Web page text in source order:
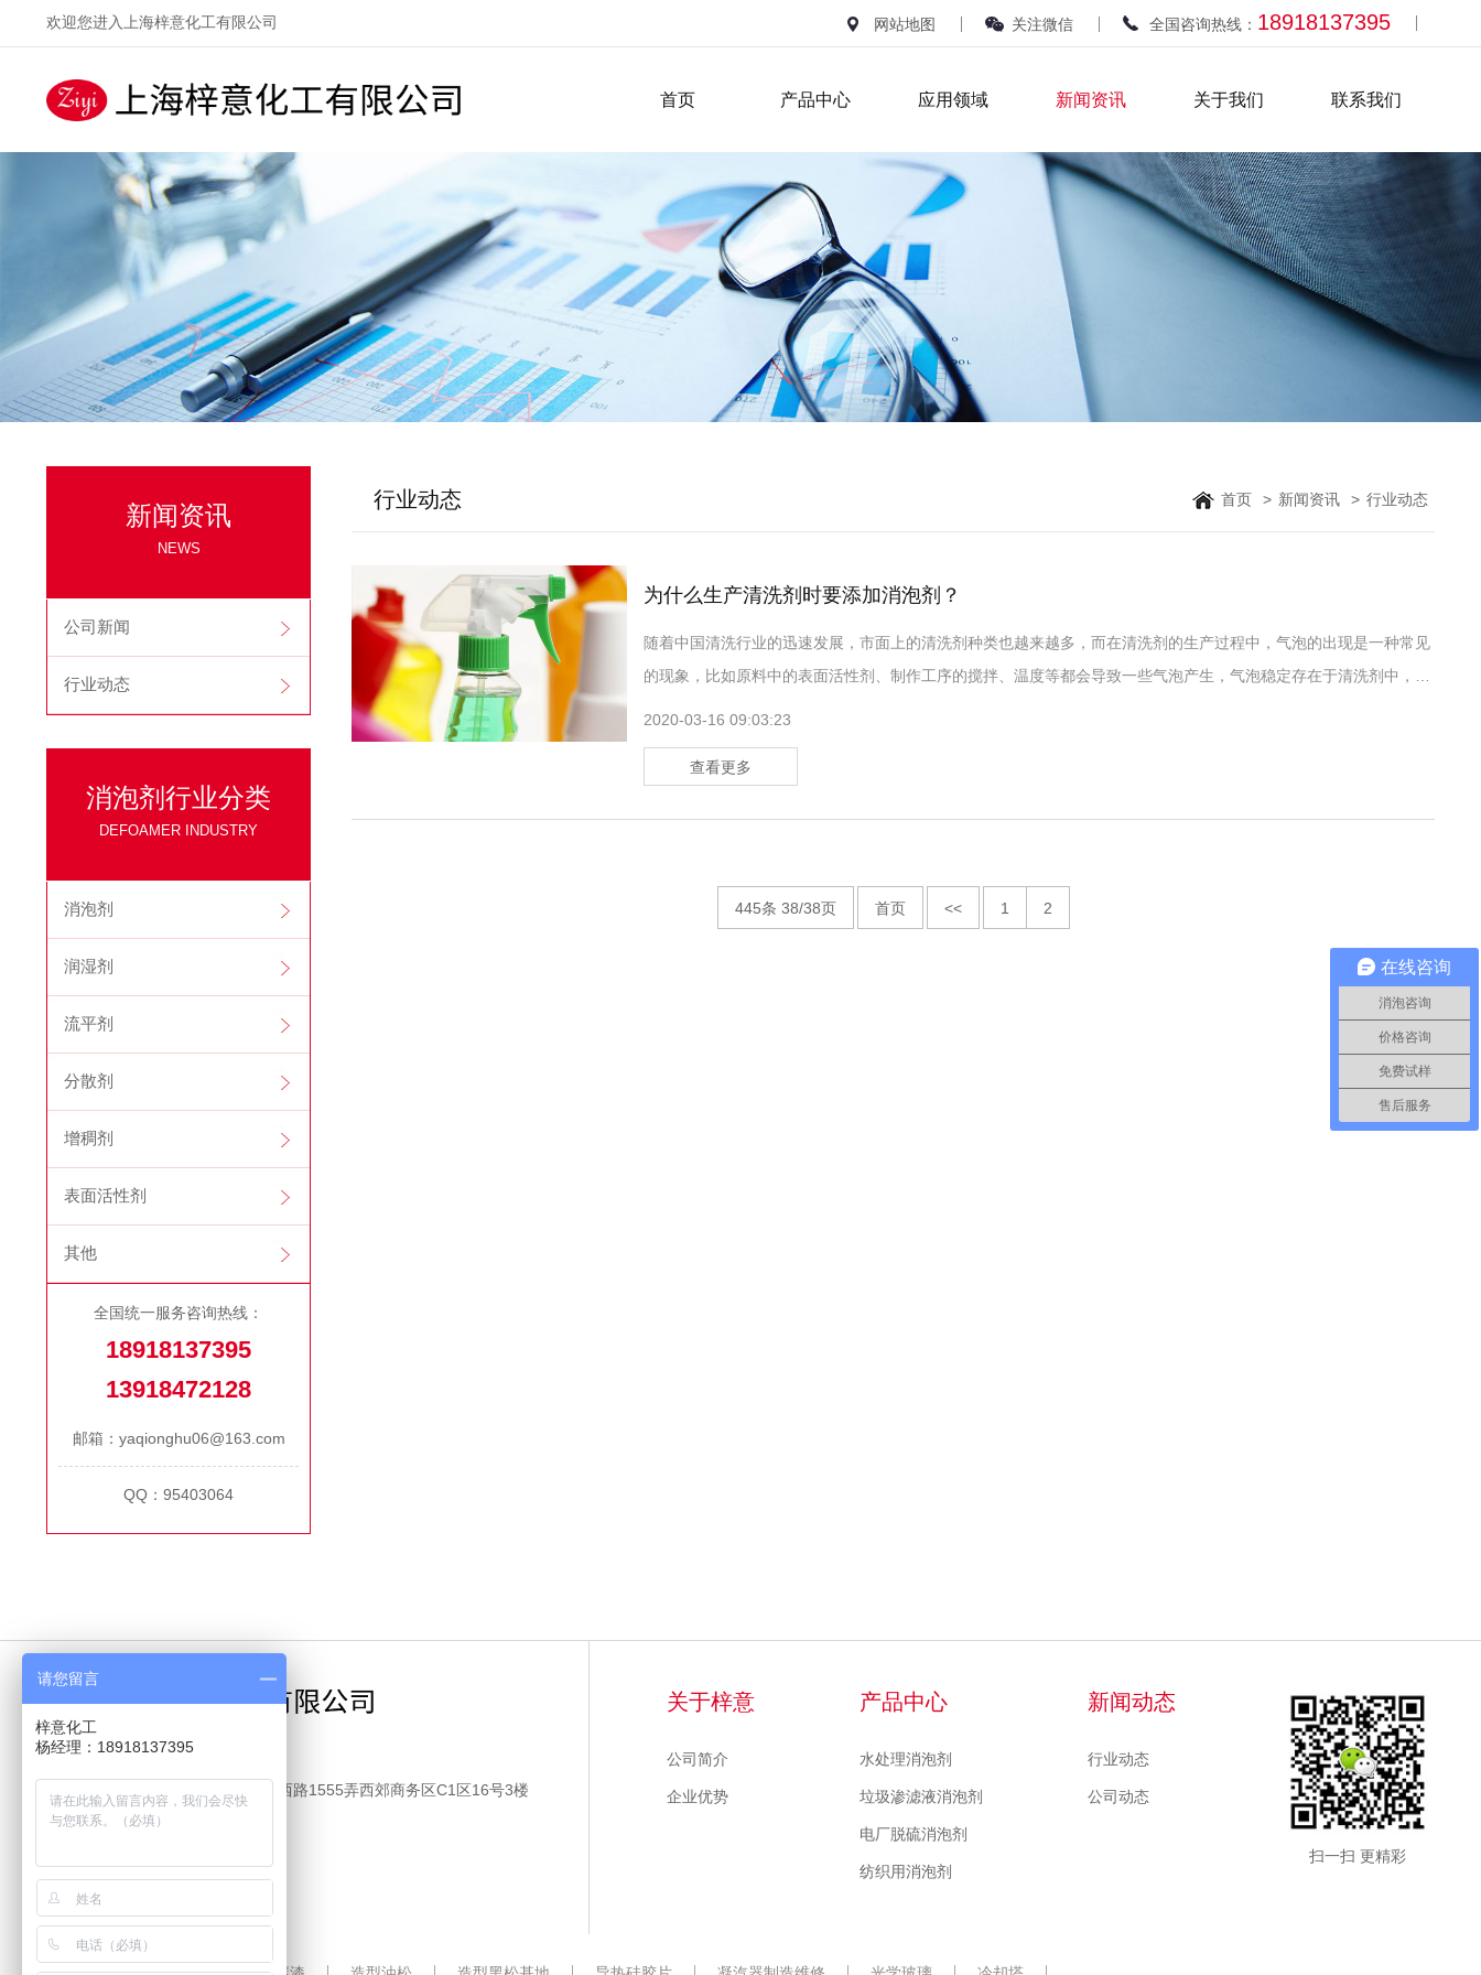
欢迎您进入上海梓意化工有限公司 网站地图 关注微信 全国咨询热线： 18918137395
首页 产品中心 应用领域 新闻资讯 关于我们 联系我们
新闻资讯
NEWS
公司新闻
行业动态
消泡剂行业分类
DEFOAMER INDUSTRY
消泡剂
润湿剂
流平剂
分散剂
增稠剂
表面活性剂
其他
全国统一服务咨询热线：
18918137395
13918472128
邮箱：yaqionghu06@163.com
QQ：95403064
行业动态 首页 > 新闻资讯 > 行业动态
为什么生产清洗剂时要添加消泡剂？
随着中国清洗行业的迅速发展，市面上的清洗剂种类也越来越多，而在清洗剂的生产过程中，气泡的出现是一种常见
的现象，比如原料中的表面活性剂、制作工序的搅拌、温度等都会导致一些气泡产生，气泡稳定存在于清洗剂中，最
2020-03-16 09:03:23
查看更多
445条 38/38页 首页 << 1 2
电话：18918137395
地址：上海市嘉定区江桥镇金沙江西路1555弄西郊商务区C1区16号3楼
邮箱：yaqionghu06@163.com
关于梓意
公司简介
企业优势
产品中心
水处理消泡剂
垃圾渗滤液消泡剂
电厂脱硫消泡剂
纺织用消泡剂
新闻动态
行业动态
公司动态
扫一扫 更精彩
在线咨询
消泡咨询
价格咨询
免费试样
售后服务
请您留言
梓意化工
杨经理：18918137395